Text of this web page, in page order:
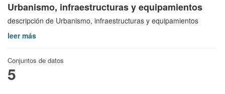
Urbanismo, infraestructuras y equipamientos
descripción de Urbanismo, infraestructuras y equipamientos
leer más
Conjuntos de datos
5